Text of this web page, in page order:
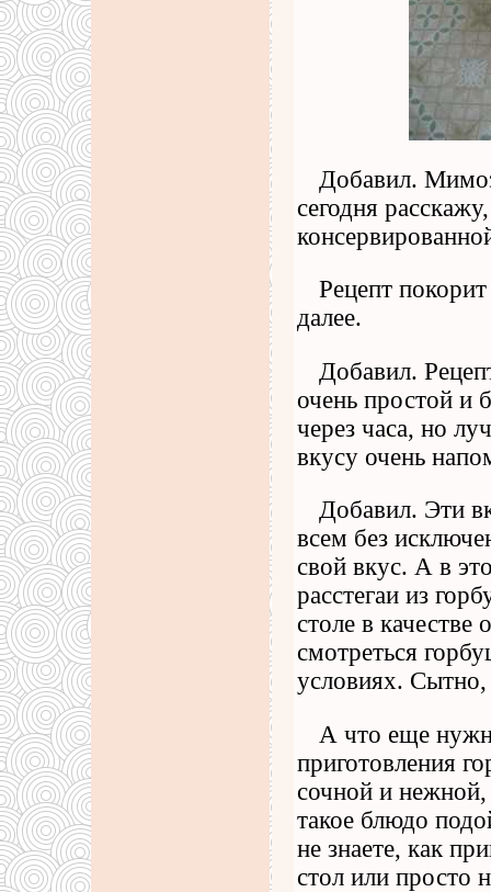
Добавил.
сегодня
Рецепт
далее.
Добавил.
очень простой и
через часа, но
вкусу очень
Добавил. Эти
всем без
свой вкус. А в
расстегаи из
столе в качестве
смотреться
условиях. Сытно,
А что еще
приготовления
сочной и нежной,
такое блюдо
не знаете, как
стол или просто